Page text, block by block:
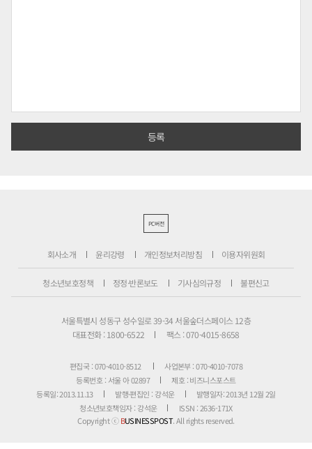
PC버전
회사소개 윤리강령 개인정보처리방침 이용자위원회
청소년보호정책 정정·반론보도 기사심의규정 불편신고
서울특별시 성동구 성수일로 39-34 서울숲더스페이스 12층
대표전화 : 1800-6522
팩스 : 070-4015-8658
편집국 : 070-4010-8512
사업본부 : 070-4010-7078
등록번호 : 서울 아 02897
제호 : 비즈니스포스트
등록일: 2013.11.13
발행·편집인 : 강석운
발행일자: 2013년 12월 2일
청소년보호책임자 : 강석운
ISSN : 2636-171X
Copyright ⓒBUSINESSPOST. All rights reserved.